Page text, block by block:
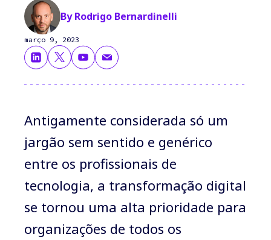
By Rodrigo Bernardinelli
março 9, 2023
Antigamente considerada só um
jargão sem sentido e genérico
entre os profissionais de
tecnologia, a transformação digital
se tornou uma alta prioridade para
organizações de todos os